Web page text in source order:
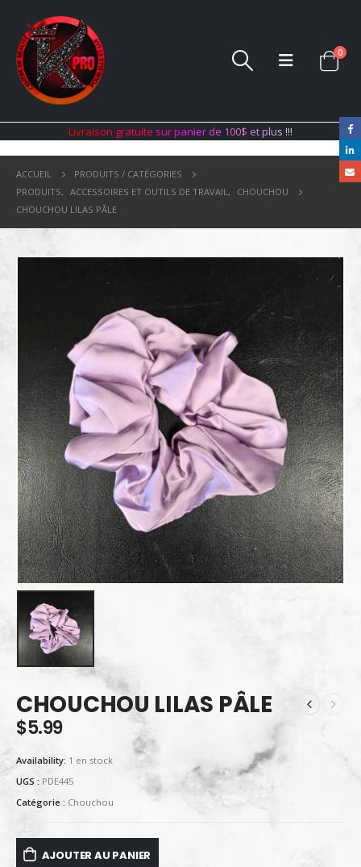
0
Livraison gratuite surpanier de 100$ etplus !!!
ACCUEIL
PRODUITS / CATÉGORIES
PRODUITS, ACCESSOIRES ET OUTILS DE TRAVAIL ,
CHOUCHOU
CHOUCHOU LILAS PÂLE
CHOUCHOU LILAS PÂLE
$5.99
Availability: 1 en stock
UGS : PDE445
Catégorie : Chouchou
AJOUTER AU PANIER